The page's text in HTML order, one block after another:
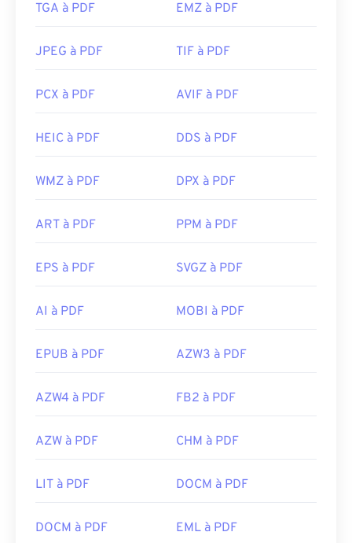
TGA à PDF EMZ à PDF
JPEG à PDF TIF à PDF
PCX à PDF AVIF à PDF
HEIC à PDF DDS à PDF
WMZ à PDF DPX à PDF
ART à PDF PPM à PDF
EPS à PDF SVGZ à PDF
AI à PDF MOBI à PDF
EPUB à PDF AZW3 à PDF
AZW4 à PDF FB2 à PDF
AZW à PDF CHM à PDF
LIT à PDF DOCM à PDF
DOCM à PDF EML à PDF